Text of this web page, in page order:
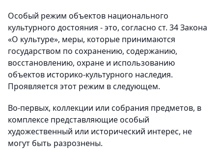
Особый режим объектов национального
культурного достояния - это, согласно ст. 34 Закона
«О культуре», меры, которые принимаются
государством по сохранению, содержанию,
восстановлению, охране и использованию
объектов историко-культурного наследия.
Проявляется этот режим в следующем.
Во-первых, коллекции или собрания предметов, в
комплексе представляющие особый
художественный или исторический интерес, не
могут быть разрознены.